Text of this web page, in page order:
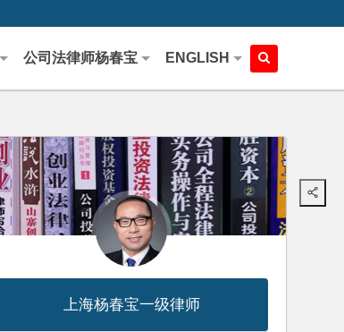
公司法律师杨春宝 ENGLISH
上海杨春宝一级律师